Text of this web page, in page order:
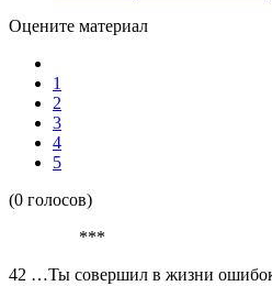
Оцените материал
1
2
3
4
5
(0 голосов)
***
42 …Ты совершил в жизни